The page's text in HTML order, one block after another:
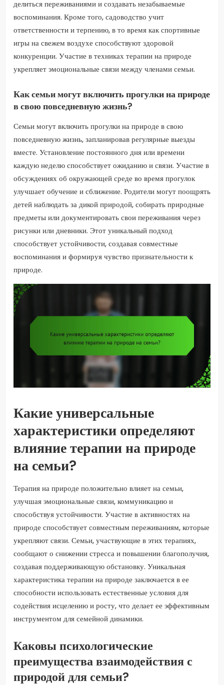
делиться переживаниями и создавать незабываемые
воспоминания. Кроме того, садоводство учит
ответственности и терпению, в то время как спортивные
игры на свежем воздухе способствуют здоровой
конкуренции. Участие в техниках терапии на природе
укрепляет эмоциональные связи между членами семьи.
Как семьи могут включить прогулки на природе
в свою повседневную жизнь?
Семьи могут включить прогулки на природе в свою
повседневную жизнь, запланировав регулярные выезды
вместе. Установление постоянного дня или времени
каждую неделю способствует ожиданию и связи. Участие в
обсуждениях об окружающей среде во время прогулок
улучшает обучение и сближение. Родители могут поощрять
детей наблюдать за дикой природой, собирать природные
предметы или документировать свои переживания через
рисунки или дневники. Этот уникальный подход
способствует устойчивости, создавая совместные
воспоминания и формируя чувство признательности к
природе.
Какие универсальные
характеристики определяют
влияние терапии на природе
на семьи?
Терапия на природе положительно влияет на семьи,
улучшая эмоциональные связи, коммуникацию и
способствуя устойчивости. Участие в активностях на
природе способствует совместным переживаниям, которые
укрепляют связи. Семьи, участвующие в этих терапиях,
сообщают о снижении стресса и повышении благополучия,
создавая поддерживающую обстановку. Уникальная
характеристика терапии на природе заключается в ее
способности использовать естественные условия для
содействия исцелению и росту, что делает ее эффективным
инструментом для семейной динамики.
Каковы психологические
преимущества взаимодействия с
природой для семьи?